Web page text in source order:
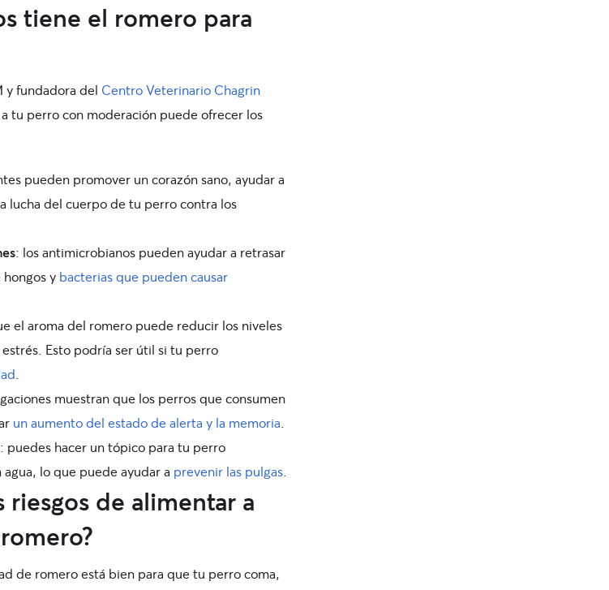
tiene el romero para
y fundadora del Centro Veterinario Chagrin
tu perro con moderación puede ofrecer los
pueden promover un corazón sano, ayudar a
lucha del cuerpo de tu perro contra los
: los antimicrobianos pueden ayudar a retrasar
y bacterias que pueden causar
el aroma del romero puede reducir los niveles
Esto podría ser útil si tu perro
muestran que los perros que consumen
un aumento del estado de alerta y la memoria
: puedes hacer un tópico para tu perro
lo que puede ayudar a prevenir las pulgas
riesgos de alimentar a
de romero está bien para que tu perro coma,